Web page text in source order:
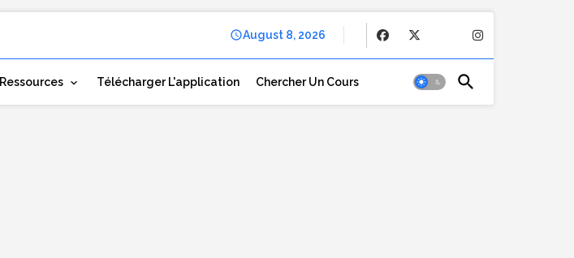
August 8, 2026
Ressources Télécharger L'application Chercher Un Cours